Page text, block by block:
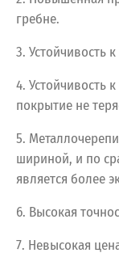
гребне.
3. Устойчивость
4. Устойчивость
покрытие не
5.
шириной, и по
является более
6. Высокая
7. Невысокая